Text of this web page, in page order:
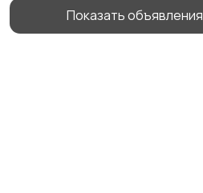
Показать объявления